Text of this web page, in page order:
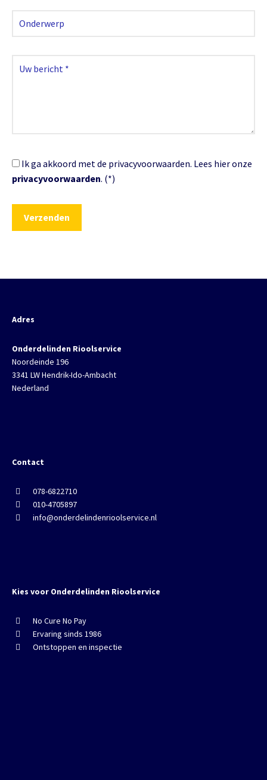
Ik ga akkoord met de privacyvoorwaarden. Lees hier onze
privacyvoorwaarden. (*)
Adres
Onderdelinden Rioolservice
Noordeinde 196
3341 LW Hendrik-Ido-Ambacht
Nederland
Contact
078-6822710
010-4705897
info@onderdelindenrioolservice.nl
Kies voor Onderdelinden Rioolservice
No Cure No Pay
Ervaring sinds 1986
Ontstoppen en inspectie